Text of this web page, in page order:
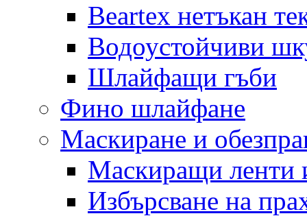
Beartex нетъкан
Водоустойчиви
Шлайфащи гъби
Фино шлайфане
Маскиране и
Маскиращи ленти
Избърсване на